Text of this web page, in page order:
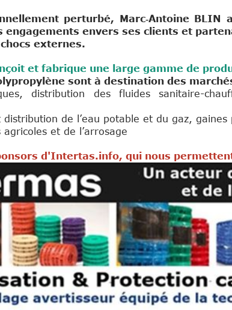
perturbé, Marc‑Antoine
envers ses clients et
externes.
et fabrique une large gamme de
sont à destination des
distribution des fluides sanitaire-
distribution de l’eau potable et du gaz,
et de l’arrosage
d'Intertas.info, qui nous